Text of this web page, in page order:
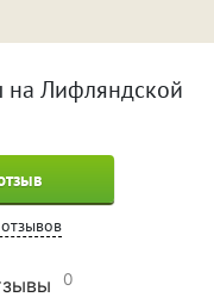
Лифляндской
0